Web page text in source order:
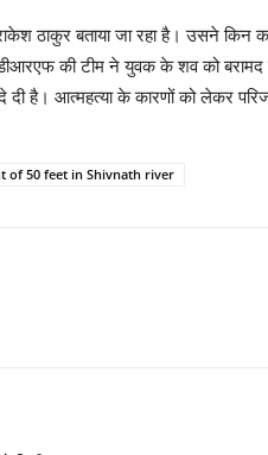
ठाकुर बताया जा रहा है। उसने
की टीम ने युवक के शव को
दी है। आत्महत्या के कारणों को लेकर
of 50 feet in Shivnath river